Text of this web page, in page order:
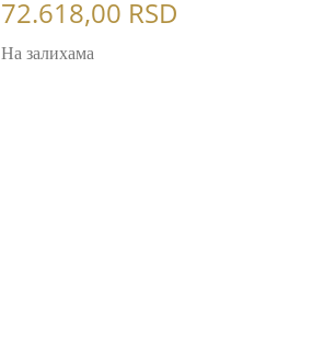
72.618,00 RSD
На залихама